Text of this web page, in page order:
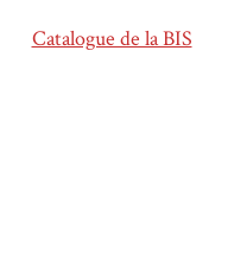
Catalogue de la BIS